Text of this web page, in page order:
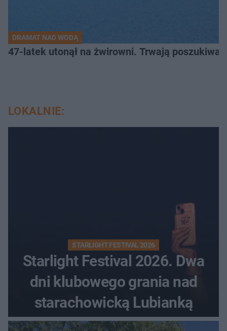
DRAMAT NAD WODĄ
47-latek utonął na żwirowni. Trwają
LOKALNIE:
STARLIGHT FESTIVAL 2026
Starlight Festival 2026. Dwa
dni klubowego grania nad
starachowicką Lubianką